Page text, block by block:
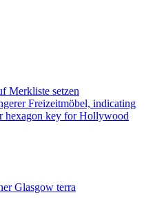
Merkliste setzen
Glasgow terra